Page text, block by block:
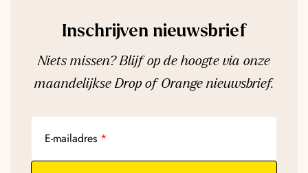
Inschrijven nieuwsbrief
Niets missen? Blijf op de hoogte via onze
maandelijkse Drop of Orange nieuwsbrief.
E-mailadres